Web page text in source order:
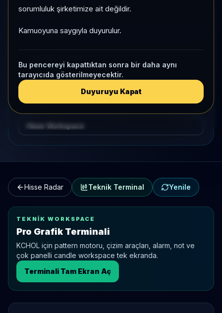
sorumluluk şirketimize ait değildir.
Kamuoyuna saygıyla duyurulur.
Bu pencereyi kapattıktan sonra bir daha aynı
tarayıcıda gösterilmeyecektir.
Duyuruyu Kapat
Pro Terminal
Hisse Karşılaştırma
Kategori Benchmark
Hisse Workspace
Hisse Radar Teknik Terminal Yenile
TEKNIK WORKSPACE
Pro Grafik Terminali
KCHOL için pattern motoru, çizim araçları, alarm, not ve
çok panelli candle workspace tek ekranda.
Terminali Tam Ekran Aç